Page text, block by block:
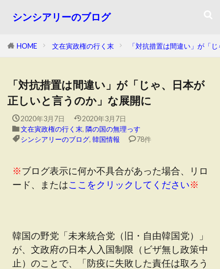
シンシアリーのブログ
HOME 文在寅政権の行く末 「対抗措置は間違い」が「
「対抗措置は間違い」が「じゃ、日本が
正しいと言うのか」な展開に
2020年3月7日
2020年3月7日
文在寅政権の行く末, 隣の国の無理っす
シンシアリーのブログ, 韓国情報 78件
※ブログ表示に何か不具合があった場合、リロ
ード、またはここをクリックしてください※
韓国の野党「未来統合党（旧・自由韓国党）」
が、文政府の日本人入国制限（ビザ無し政策中
止）のことで、「防疫に失敗した責任は取ろう